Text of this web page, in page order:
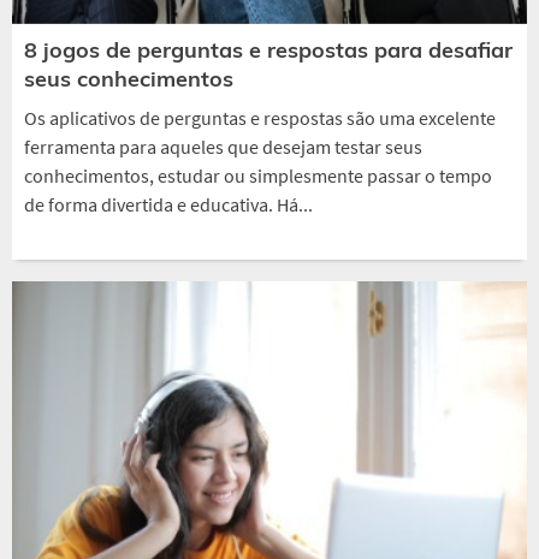
8 jogos de perguntas e respostas para desafiar
seus conhecimentos
Os aplicativos de perguntas e respostas são uma excelente
ferramenta para aqueles que desejam testar seus
conhecimentos, estudar ou simplesmente passar o tempo
de forma divertida e educativa. Há...